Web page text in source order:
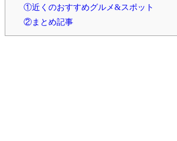
①近くのおすすめグルメ&スポット
②まとめ記事